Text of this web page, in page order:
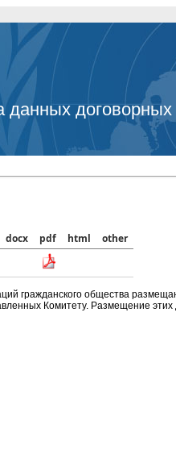
данных договорных
docx pdf html
other
гражданского общества
Комитету. Размещение